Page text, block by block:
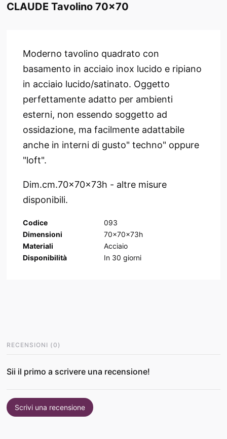
CLAUDE Tavolino 70x70
Moderno tavolino quadrato con
basamento in acciaio inox lucido e ripiano
in acciaio lucido/satinato. Oggetto
perfettamente adatto per ambienti
esterni, non essendo soggetto ad
ossidazione, ma facilmente adattabile
anche in interni di gusto" techno" oppure
"loft".
Dim.cm.70x70x73h - altre misure
disponibili.
Codice
093
Dimensioni
70x70x73h
Materiali
Acciaio
Disponibilità
In 30 giorni
RECENSIONI (0 )
Sii il primo a scrivere una recensione!
Scrivi una recensione